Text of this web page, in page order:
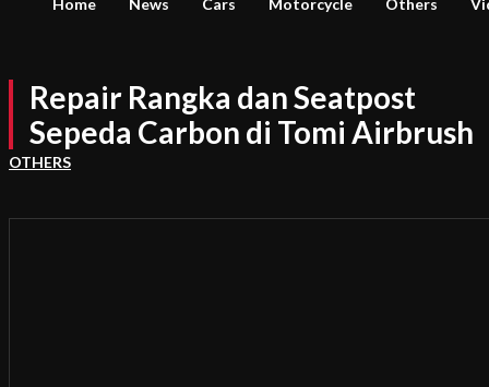
Home News Cars Motorcycle Others
Repair Rangka dan Seatpost
Sepeda Carbon di Tomi Airbrush
OTHERS